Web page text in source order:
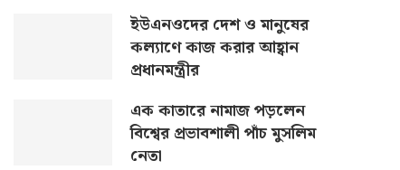
ইউএনওদের দেশ ও মানুষের
কল্যাণে কাজ করার আহ্বান
প্রধানমন্ত্রীর
এক কাতারে নামাজ পড়লেন
বিশ্বের প্রভাবশালী পাঁচ মুসলিম
নেতা